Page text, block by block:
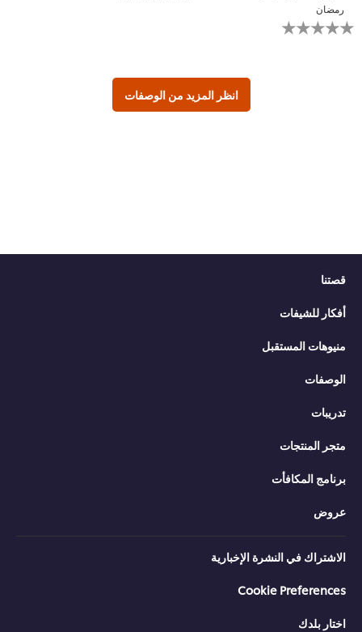
رمضان
تقييمات
لهذا
انظر المزيد من الوصفات
قصتنا
أفكار للشيفات
منيوهات المستقبل
الوصفات
تدريبات
متجر المنتجات
برنامج المكافأت
عروض
الاشتراك في النشرة الإخبارية
Cookie Preferences
اختار بلدك